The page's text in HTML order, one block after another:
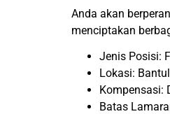
Anda akan
menciptakan
Jenis Posisi:
Lokasi:
Kompensasi:
Batas